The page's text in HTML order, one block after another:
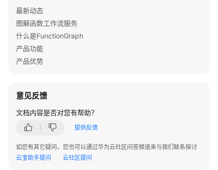
用
模
和
节
（可
选）
最新动态
图解函数工作流服务
什么是FunctionGraph
产品功能
产品优势
意见反馈
文档内容是否对您有帮助？
提供反馈
如您有其它疑问，您也可以通过华为云社区问答频道来与我们联系探讨
云宝助手提问
云社区提问